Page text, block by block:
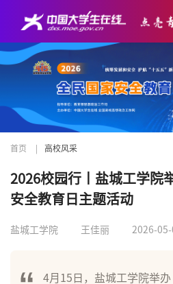
首页 高校风采
2026校园行丨盐城工学院
安全教育日主题活动
盐城工学院 王佳丽 2026-05-
4月15日，盐城工学院举